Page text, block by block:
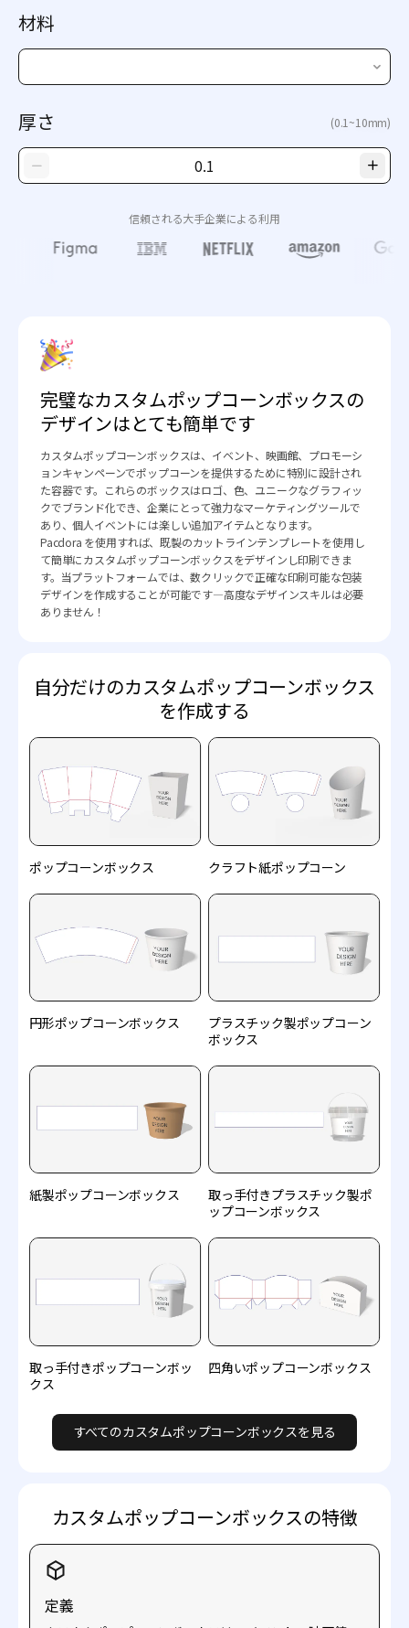
材料
厚さ (0.1~10mm)
信頼される大手企業による利用
完璧なカスタムポップコーンボックスの
デザインはとても簡単です
カスタムポップコーンボックスは、イベント、映画館、プロモーシ
ョンキャンペーンでポップコーンを提供するために特別に設計され
た容器です。これらのボックスはロゴ、色、ユニークなグラフィッ
クでブランド化でき、企業にとって強力なマーケティングツールで
あり、個人イベントには楽しい追加アイテムとなります。
Pacdora を使用すれば、既製のカットラインテンプレートを使用し
て簡単にカスタムポップコーンボックスをデザインし印刷できま
す。当プラットフォームでは、数クリックで正確な印刷可能な包装
デザインを作成することが可能です—高度なデザインスキルは必要
ありません！
自分だけのカスタムポップコーンボックス
を作成する
ポップコーンボックス クラフト紙ポップコーン
円形ポップコーンボックス
プラスチック製ポップコーン
ボックス
紙製ポップコーンボックス
取っ手付きプラスチック製ポ
ップコーンボックス
取っ手付きポップコーンボッ
クス
四角いポップコーンボックス
すべてのカスタムポップコーンボックスを見る
カスタムポップコーンボックスの特徴
定義